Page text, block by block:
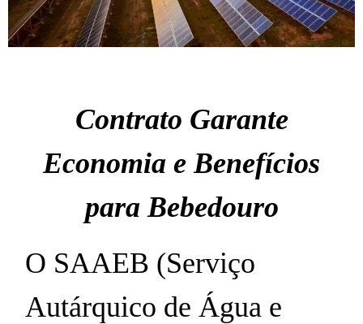
Contrato Garante
Economia e Benefícios
para Bebedouro
O SAAEB (Serviço
Autárquico de Água e